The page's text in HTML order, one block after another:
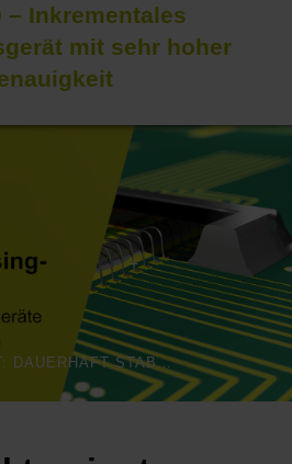
– Inkrementales
mit sehr hoher
PROZESSSICHERHEIT: DAUERHAFT STABILE MESSWERTE FÜR OFFENE MESSGERÄTE | HEIDENHAIN